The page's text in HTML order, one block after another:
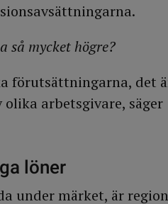
så mycket högre?
förutsättningarna, det
olika arbetsgivare, säger
löner
under märket, är